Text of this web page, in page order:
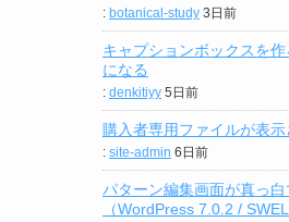
: botanical-study 3日前
キャプションボックスを
になる
: denkitiyy 5日前
購入者専用ファイルが表
: site-admin 6日前
パターン編集画面が真っ
（WordPress 7.0.2 /